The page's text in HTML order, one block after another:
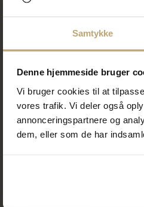
Samtykke
Denne hjemmeside bruger
Vi bruger cookies til at
vores trafik. Vi deler også
annonceringspartnere og
dem, eller som de har